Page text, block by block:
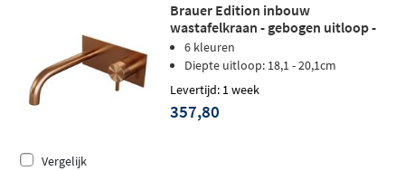
Brauer Edition inbouw
wastafelkraan - gebogen uitloop -
achterplaat - hendel 5 rechts -
geborsteld koper PVD
6 kleuren
Diepte uitloop: 18,1 - 20,1cm
Levertijd: 1 week
357,80
Vergelijk